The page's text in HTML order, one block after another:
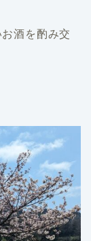
酒を酌み交